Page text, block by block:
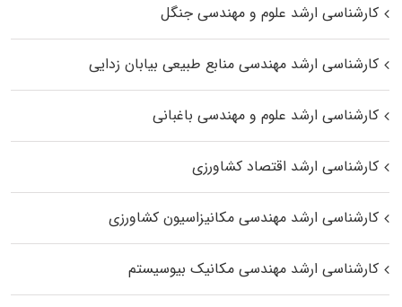
کارشناسی ارشد علوم و مهندسی جنگل
کارشناسی ارشد مهندسی منابع طبیعی بیابان زدایی
کارشناسی ارشد علوم و مهندسی باغبانی
کارشناسی ارشد اقتصاد کشاورزی
کارشناسی ارشد مهندسی مکانیزاسیون کشاورزی
کارشناسی ارشد مهندسی مکانیک بیوسیستم